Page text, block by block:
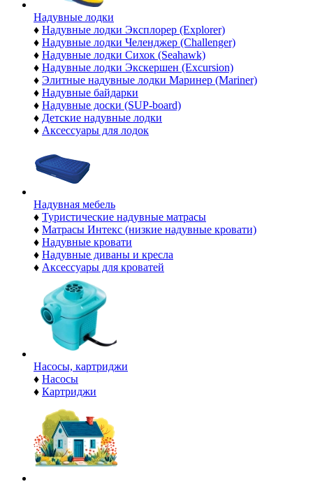
Надувные лодки
♦ Надувные лодки Эксплорер (Explorer)
♦ Надувные лодки Челенджер (Challenger)
♦ Надувные лодки Сихок (Seahawk)
♦ Надувные лодки Экскершен (Excursion)
♦ Элитные надувные лодки Маринер (Mariner)
♦ Надувные байдарки
♦ Надувные доски (SUP-board)
♦ Детские надувные лодки
♦ Аксессуары для лодок
Надувная мебель
♦ Туристические надувные матрасы
♦ Матрасы Интекс (низкие надувные кровати)
♦ Надувные кровати
♦ Надувные диваны и кресла
♦ Аксессуары для кроватей
Насосы, картриджи
♦ Насосы
♦ Картриджи